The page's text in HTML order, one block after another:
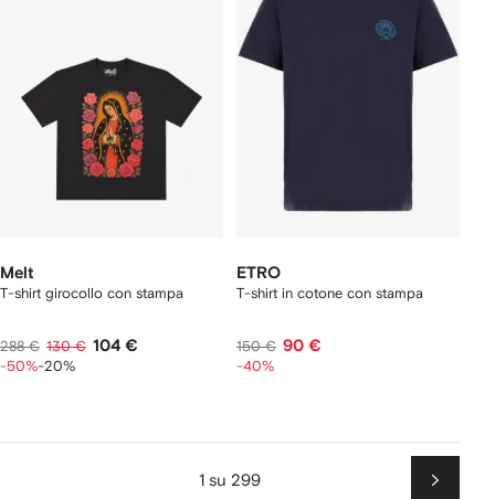
Melt
T-shirt girocollo con stampa
288 € 130 € 104 €
-50%-20%
ETRO
T-shirt in cotone con stampa
150 € 90 €
-40%
1 su 299